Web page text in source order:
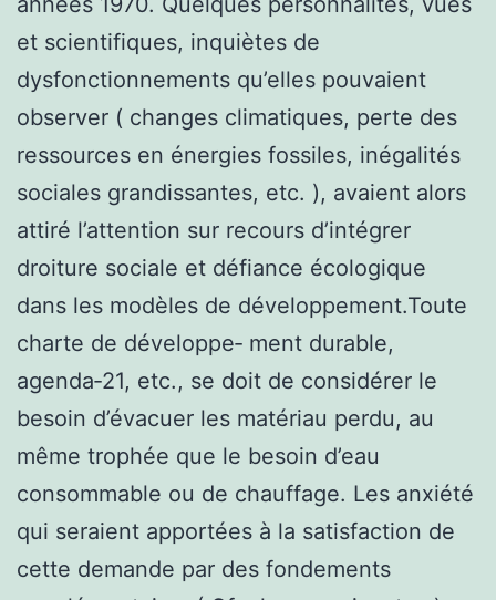
et scientifiques, inquiètes de
dysfonctionnements qu’elles pouvaient
observer ( changes climatiques, perte des
ressources en énergies fossiles, inégalités
sociales grandissantes, etc. ), avaient alors
attiré l’attention sur recours d’intégrer
droiture sociale et défiance écologique
dans les modèles de développement.Toute
charte de développe‑ ment durable,
agenda‑21, etc., se doit de considérer le
besoin d’évacuer les matériau perdu, au
même trophée que le besoin d’eau
consommable ou de chauffage. Les anxiété
qui seraient apportées à la satisfaction de
cette demande par des fondements